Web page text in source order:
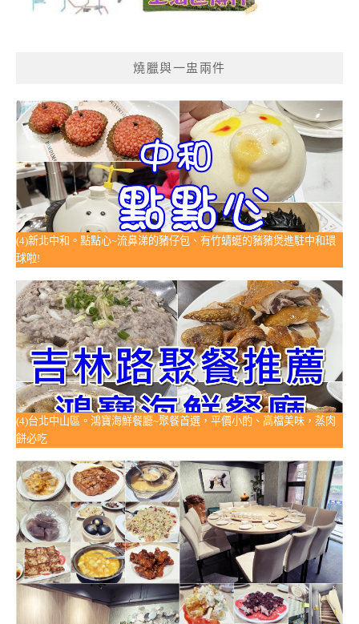
燒臘與一盅兩件
(4)新北中和。點點心~流鼻涕的豬仔包、有竹蜻蜓的豬豬煲進駐中和環
球啦!
(4)台北中山區。鴻寶海鮮餐廳~聚餐首選，平價小酌、高檔美味，蒸肉
餅必吃